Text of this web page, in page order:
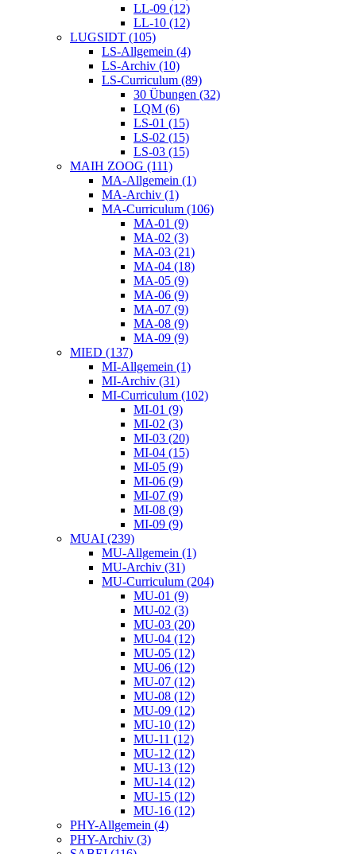
LL-09 (12)
LL-10 (12)
LUGSIDT (105)
LS-Allgemein (4)
LS-Archiv (10)
LS-Curriculum (89)
30 Übungen (32)
LQM (6)
LS-01 (15)
LS-02 (15)
LS-03 (15)
MAIH ZOOG (111)
MA-Allgemein (1)
MA-Archiv (1)
MA-Curriculum (106)
MA-01 (9)
MA-02 (3)
MA-03 (21)
MA-04 (18)
MA-05 (9)
MA-06 (9)
MA-07 (9)
MA-08 (9)
MA-09 (9)
MIED (137)
MI-Allgemein (1)
MI-Archiv (31)
MI-Curriculum (102)
MI-01 (9)
MI-02 (3)
MI-03 (20)
MI-04 (15)
MI-05 (9)
MI-06 (9)
MI-07 (9)
MI-08 (9)
MI-09 (9)
MUAI (239)
MU-Allgemein (1)
MU-Archiv (31)
MU-Curriculum (204)
MU-01 (9)
MU-02 (3)
MU-03 (20)
MU-04 (12)
MU-05 (12)
MU-06 (12)
MU-07 (12)
MU-08 (12)
MU-09 (12)
MU-10 (12)
MU-11 (12)
MU-12 (12)
MU-13 (12)
MU-14 (12)
MU-15 (12)
MU-16 (12)
PHY-Allgemein (4)
PHY-Archiv (3)